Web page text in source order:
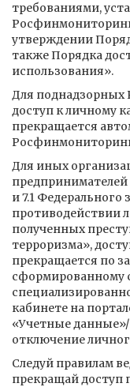
требованиями,
утверждении
также Порядка
использования».
Для поднадзорных
доступ к личному
прекращается
Для иных
и 7.1 Федерального
противодействии
полученных
терроризма»,
прекращается по
сформированному
кабинете на
«Учетные данные»/
отключение
Следуй правилам
прекращай доступ